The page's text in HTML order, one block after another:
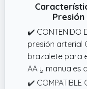
✔️ CONTENIDO
presión arterial
brazalete para
AA y manuales
✔️ COMPATIBLE